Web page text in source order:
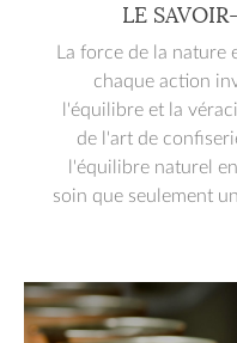
LE
La force de la nature
chaque action
l'équilibre et la
de l'art de
l'équilibre naturel
soin que seulement